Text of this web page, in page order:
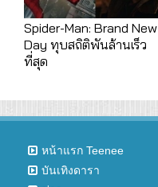
Spider-Man: Brand New
Day ทุบสถิติพันล้านเร็ว
ที่สุด
หน้าแรก Teenee
บันเทิงดารา